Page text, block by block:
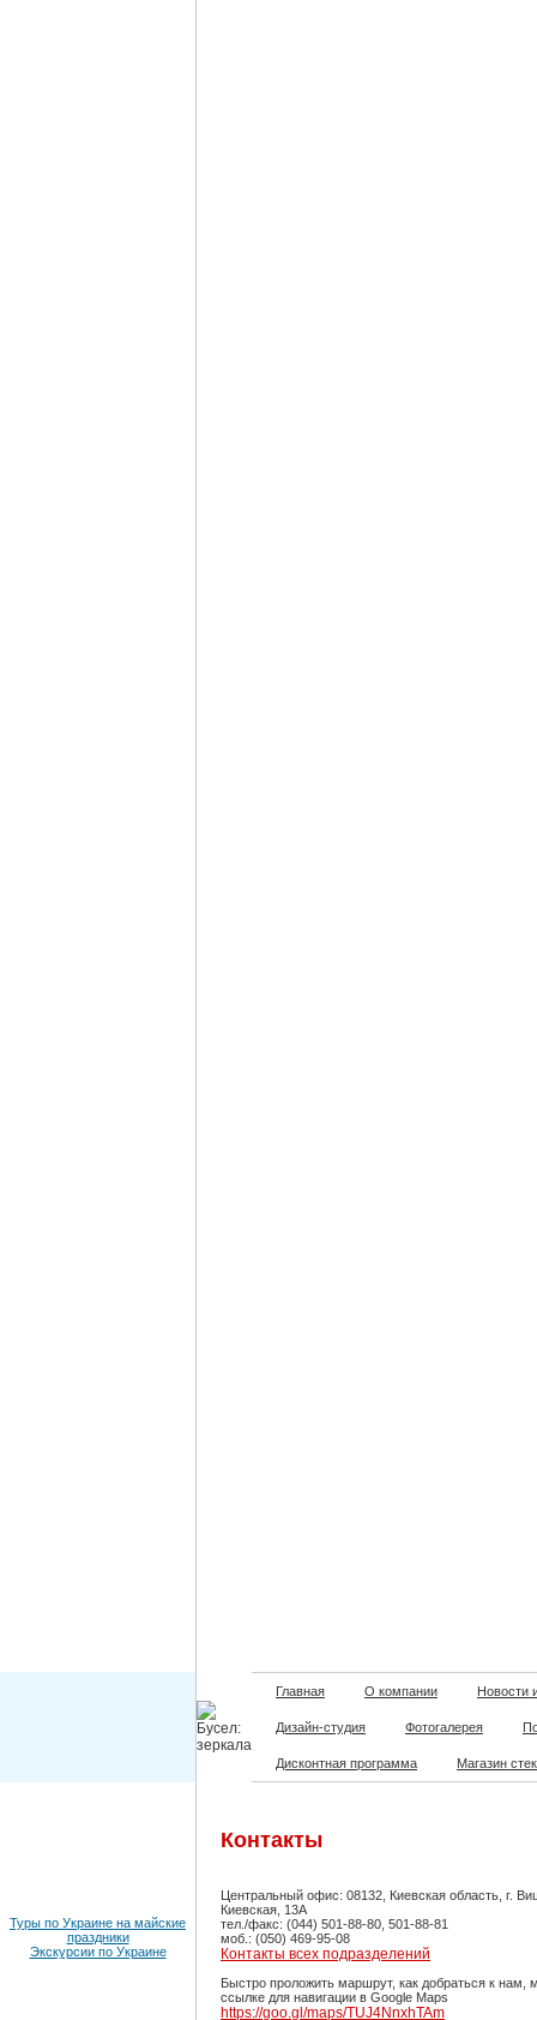
Главная О компании Новости
Дизайн-студия Фотогалерея
Дисконтная программа Магазин
Туры по Украине на майские
праздники
Экскурсии по Украине
Контакты
Центральный офис: 08132, Киевская область, г.
Киевская, 13А
тел./факс: (044) 501-88-80, 501-88-81
моб.: (050) 469-95-08
Контакты всех подразделений
Быстро проложить маршрут, как добраться к нам,
ссылке для навигации в Google Maps
https://goo.gl/maps/TUJ4NnxhTAm